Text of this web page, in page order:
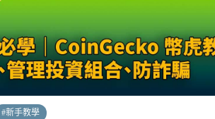
#新手教學